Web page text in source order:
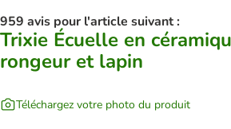
959 avis pour l'article suivant :
Trixie Écuelle en
rongeur et lapin
Téléchargez votre photo du produit